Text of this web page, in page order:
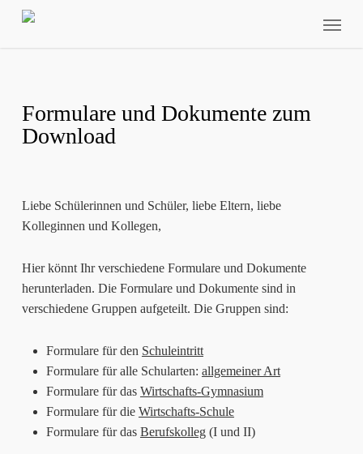
Skip
Formulare und Dokumente zum
Download
Liebe Schülerinnen und Schüler, liebe Eltern, liebe
Kolleginnen und Kollegen,
Hier könnt Ihr verschiedene Formulare und Dokumente
herunterladen. Die Formulare und Dokumente sind in
verschiedene Gruppen aufgeteilt. Die Gruppen sind:
Formulare für den Schuleintritt
Formulare für alle Schularten: allgemeiner Art
Formulare für das Wirtschafts-Gymnasium
Formulare für die Wirtschafts-Schule
Formulare für das Berufskolleg(I und II)